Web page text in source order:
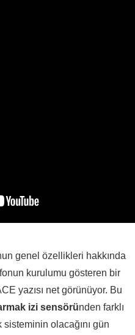
genel özellikleri hakkında
kurulumu gösteren bir
yazısı net görünüyor. Bu
izi sensöründen farklı
olacağını gün